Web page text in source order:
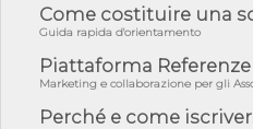
Come costituire una
Guida rapida d'orientamento
Piattaforma
Marketing e collaborazione per gli
Perché e come